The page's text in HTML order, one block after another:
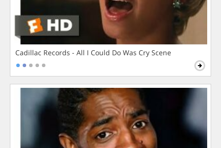
Cadillac Records - All I Could Do Was Cry Scene